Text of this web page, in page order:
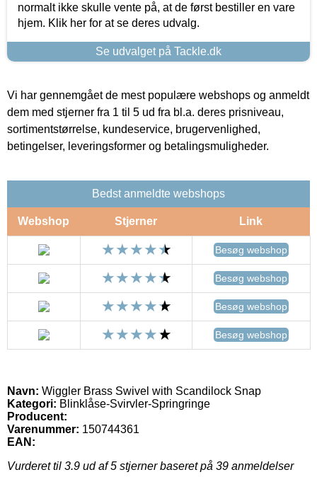
normalt ikke skulle vente på, at de først bestiller en vare
hjem. Klik her for at se deres udvalg.
Se udvalget på Tackle.dk
Vi har gennemgået de mest populære webshops og anmeldt
dem med stjerner fra 1 til 5 ud fra bl.a. deres prisniveau,
sortimentstørrelse, kundeservice, brugervenlighed,
betingelser, leveringsformer og betalingsmuligheder.
Bedst anmeldte webshops
Webshop Stjerner Link
Besøg webshop
Besøg webshop
Besøg webshop
Besøg webshop
Navn: Wiggler Brass Swivel with Scandilock Snap
Kategori: Blinklåse-Svirvler-Springringe
Producent:
Varenummer: 150744361
EAN:
Vurderet til 3.9 ud af 5 stjerner baseret på 39 anmeldelser